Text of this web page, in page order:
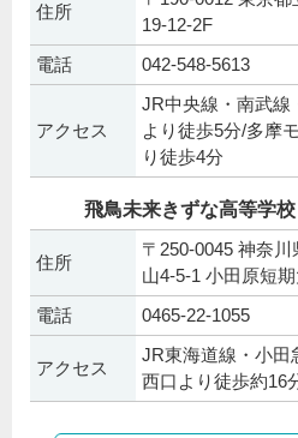
住所
19-12-2F
電話 042-548-5613
アクセス
JR中央線・南武線
より徒歩5分/多摩
り徒歩4分
飛鳥未来きずな高等学
住所
〒250-0045 神奈
山4-5-1 小田原短
電話 0465-22-1055
アクセス
JR東海道線・小田
西口より徒歩約16